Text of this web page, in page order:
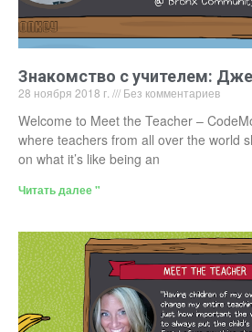
Знакомство с учителем:
28 ноября 2018 г. Без комментариев
Welcome to Meet the Teacher –
where teachers from all over the world
on what it’s like being an
Читать далее "